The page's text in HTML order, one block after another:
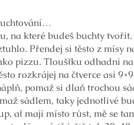
na které budeš buchty
Přendej si těsto z mísy
pizzu. Tloušťku odhadni
rozkrájej na čtverce asi
pomaž si dlaň trochou
sádlem, taky jednotlivé
ať mají místo růst, mě se